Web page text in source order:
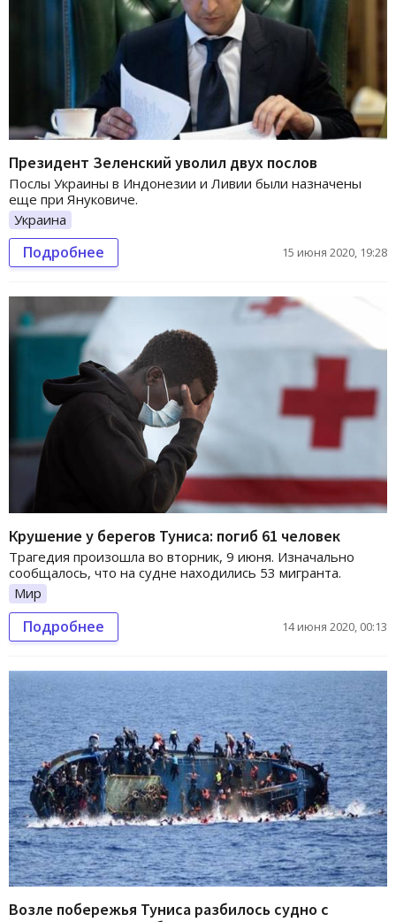
Президент Зеленский уволил двух послов
Послы Украины в Индонезии и Ливии были назначены
еще при Януковиче.
Украина
Подробнее 15 июня 2020, 19:28
Крушение у берегов Туниса: погиб 61 человек
Трагедия произошла во вторник, 9 июня. Изначально
сообщалось, что на судне находились 53 мигранта.
Мир
Подробнее 14 июня 2020, 00:13
Возле побережья Туниса разбилось судно с